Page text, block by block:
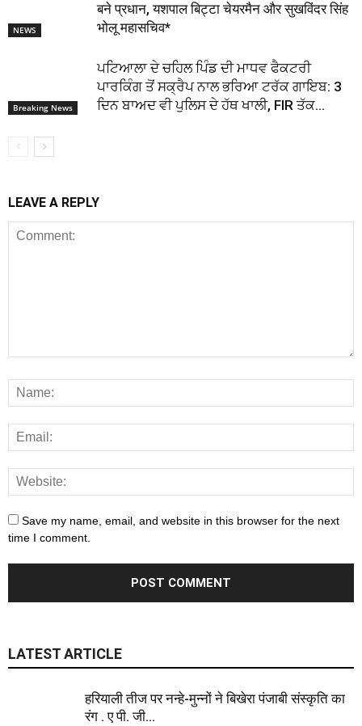
NEWS
बने प्रधान, यशपाल बिट्टा चेयरमैन और सुखविंदर सिंह
भोलू महासचिव*
Breaking News
ਪਟਿਆਲਾ ਦੇ ਚਹਿਲ ਪਿੰਡ ਦੀ ਮਾਧਵ ਫੈਕਟਰੀ
ਪਾਰਕਿੰਗ ਤੋਂ ਸਕ੍ਰੈਪ ਨਾਲ ਭਰਿਆ ਟਰੱਕ ਗਾਇਬ: 3
ਦਿਨ ਬਾਅਦ ਵੀ ਪੁਲਿਸ ਦੇ ਹੱਥ ਖਾਲੀ, FIR ਤੱਕ...
LEAVE A REPLY
Save my name, email, and website in this browser for the next
time I comment.
LATEST ARTICLE
हरियाली तीज पर नन्हे-मुन्नों ने बिखेरा पंजाबी संस्कृति का
रंग . ए पी. जी...